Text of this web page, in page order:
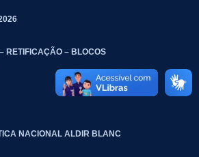
RETIFICAÇÃO – BLOCOS
NACIONAL ALDIR BLANC